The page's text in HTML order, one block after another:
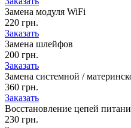
Замена модуля WiFi
220 грн.
Заказать
Замена шлейфов
200 грн.
Заказать
Замена системной /
360 грн.
Заказать
Восстановление цепей
230 грн.